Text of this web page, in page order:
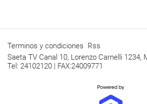
Terminos y condiciones Rss
Saeta TV Canal 10, Lorenzo Carnelli 1234,
Tel: 24102120 | FAX:24009771